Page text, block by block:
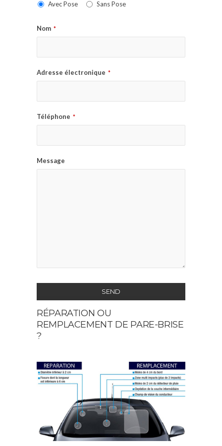
Avec Pose Sans Pose
Nom *
Adresse électronique *
Téléphone *
Message
SEND
This
field
should
left
blank
RÉPARATION OU
REMPLACEMENT DE PARE-BRISE
?